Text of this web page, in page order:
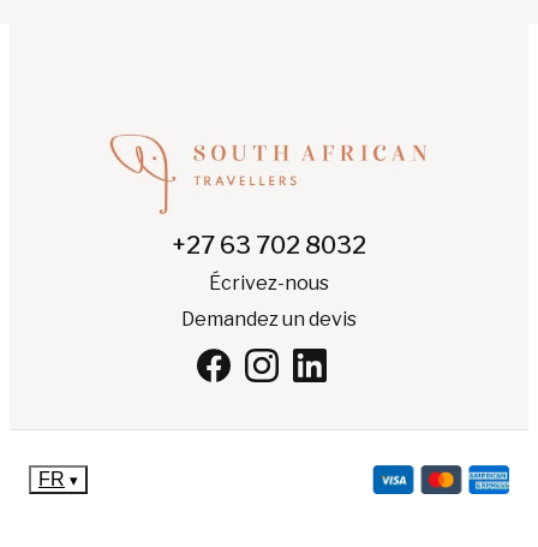
+27 63 702 8032
Écrivez-nous
Demandez un devis
FR ▾